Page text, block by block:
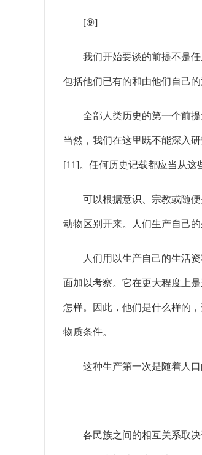
[⑨]
我们开始要谈的前提不是任
包括他们已有的和由他们自己
全部人类历史的第一个前提
当然，我们在这里既不能深入
[11]。任何历史记载都应当从这
可以根据意识、宗教或随便
动物区别开来。人们生产自己
人们用以生产自己的生活资
面加以考察。它在更大程度上
怎样。因此，他们是什么样的
物质条件。
这种生产第一次是随着人口
————
各民族之间的相互关系取决